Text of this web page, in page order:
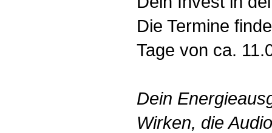
Die Termine
Tage von ca.
Dein
Wirken, die